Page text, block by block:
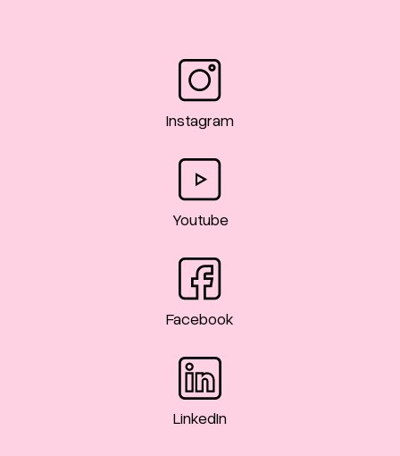
Instagram
Youtube
Facebook
LinkedIn